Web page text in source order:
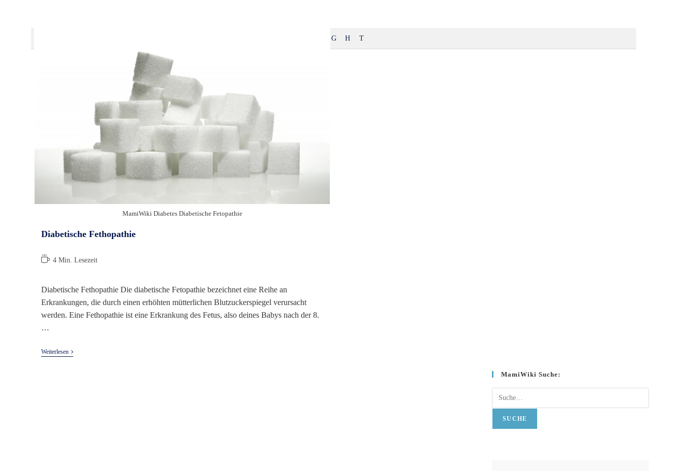
G H T
MamiWiki Diabetes Diabetische Fetopathie
Diabetische Fethopathie
Lesedauer:
4 Min. Lesezeit
Diabetische Fethopathie Die diabetische Fetopathie bezeichnet eine Reihe an
Erkrankungen, die durch einen erhöhten mütterlichen Blutzuckerspiegel verursacht
werden. Eine Fethopathie ist eine Erkrankung des Fetus, also deines Babys nach der 8.
…
WeiterlesenDiabetische
Fethopathie
MamiWiki Suche:
Suche
SUCHE